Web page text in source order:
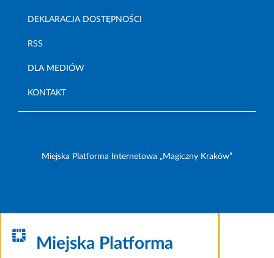
DEKLARACJA DOSTĘPNOŚCI
RSS
DLA MEDIÓW
KONTAKT
Miejska Platforma Internetowa „Magiczny Kraków”
Miejska Platforma